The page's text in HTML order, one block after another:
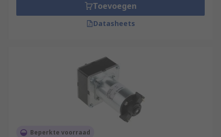
Toevoegen
Datasheets
Beperkte voorraad